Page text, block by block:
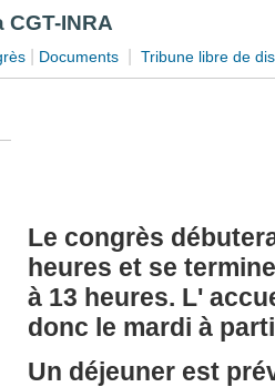
INRA
Documents Tribune libre de
Le congrès
heures et se
à 13 heures. L'
donc le mardi à
Un déjeuner est